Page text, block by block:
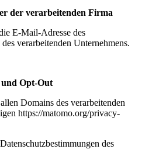
der verarbeitenden Firma
E-Mail-Adresse des
verarbeitenden Unternehmens.
Opt-Out
Domains des verarbeitenden
https://matomo.org/privacy-
des